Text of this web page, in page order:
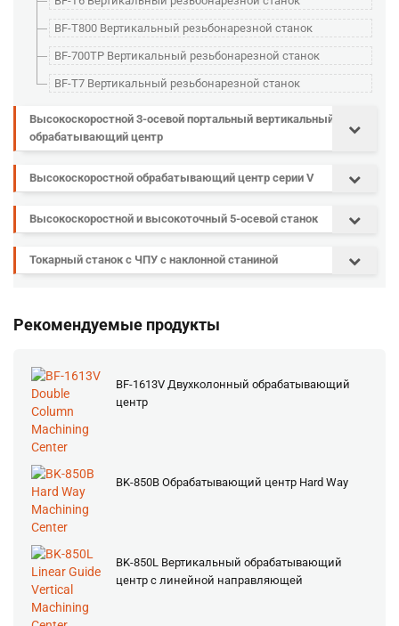
BF-T800 Вертикальный резьбонарезной станок
BF-700TP Вертикальный резьбонарезной станок
BF-T7 Вертикальный резьбонарезной станок
Высокоскоростной 3-осевой портальный вертикальный
обрабатывающий центр
Высокоскоростной обрабатывающий центр серии V
Высокоскоростной и высокоточный 5-осевой станок
Токарный станок с ЧПУ с наклонной станиной
Рекомендуемые продукты
BF-1613V Двухколонный обрабатывающий
центр
BK-850B Обрабатывающий центр Hard Way
BK-850L Вертикальный обрабатывающий
центр с линейной направляющей